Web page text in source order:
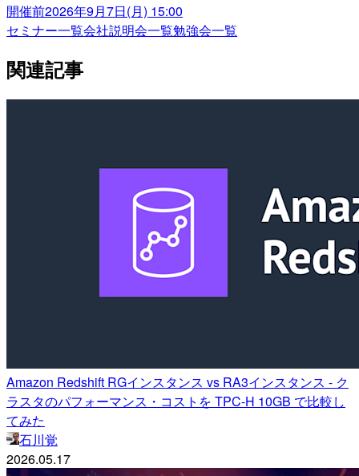
開催前2026年9月7日(月) 15:00
セミナー一覧会社説明会一覧勉強会一覧
関連記事
Amazon Redshift RGインスタンス vs RA3インスタンス - ク
ラスタのパフォーマンス・コストを TPC-H 10GB で比較し
てみた
石川覚
2026.05.17